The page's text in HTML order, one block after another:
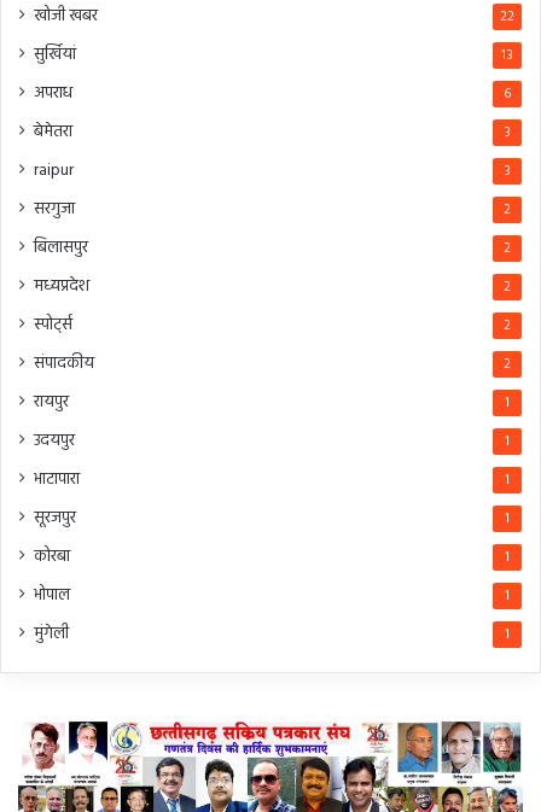
खोजी खबर 22
सुर्खियां 13
अपराध 6
बेमेतरा 3
raipur 3
सरगुजा 2
बिलासपुर 2
मध्यप्रदेश 2
स्पोर्ट्स 2
संपादकीय 2
रायपुर 1
उदयपुर 1
भाटापारा 1
सूरजपुर 1
कोरबा 1
भोपाल 1
मुंगेली 1